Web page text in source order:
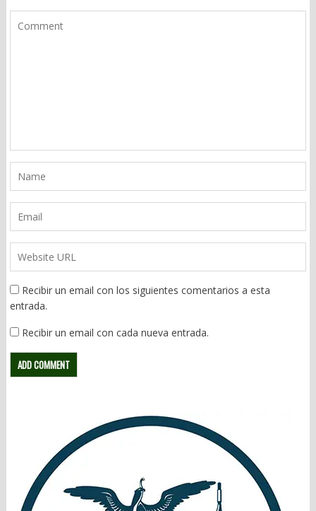
Recibir un email con los siguientes comentarios a esta
entrada.
Recibir un email con cada nueva entrada.